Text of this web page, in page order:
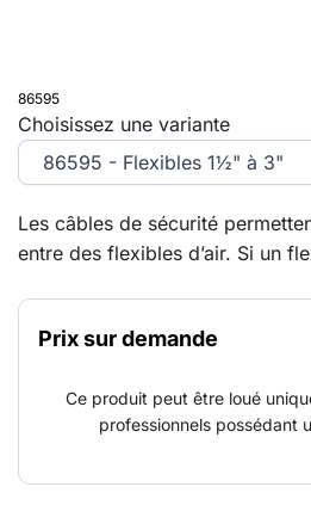
86595
Les câbles de sécurité
entre des flexibles d’air. Si un
pouvoir travailler en toute
Prix sur demande
Ce produit peut être loué
professionnels possédant
Choisissez une variante
86595 - Flexibles 1½" à 3"